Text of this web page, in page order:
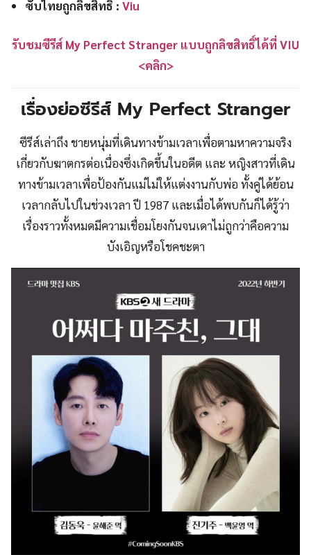
ซับไทยถูกลิขสิทธิ์ :Viu
รับชมซีรีส์ My Perfect Stranger แบบถูกลิขสิทธิ์ได้ที่ VIU
<คลิก>
เรื่องย่อซีรีส์ My Perfect Stranger
ซีรีส์เล่าถึง ชายหนุ่มที่เดินทางข้ามเวลาเพื่อตามหาความจริง
เกี่ยวกับฆาตกรต่อเนื่องซึ่งเกิดขึ้นในอดีต และ หญิงสาวที่เดิน
ทางข้ามเวลาเพื่อป้องกันแม่ไม่ให้แต่งงานกับพ่อ ทั้งคู่ได้ย้อน
เวลากลับไปในช่วงเวลา ปี 1987 และเมื่อได้พบกันก็ได้รู้ว่า
เรื่องราวทั้งหมดมีความเชื่อมโยงกันจนเดาไม่ถูกว่าคือความ
บังเอิญหรือโชคชะตา